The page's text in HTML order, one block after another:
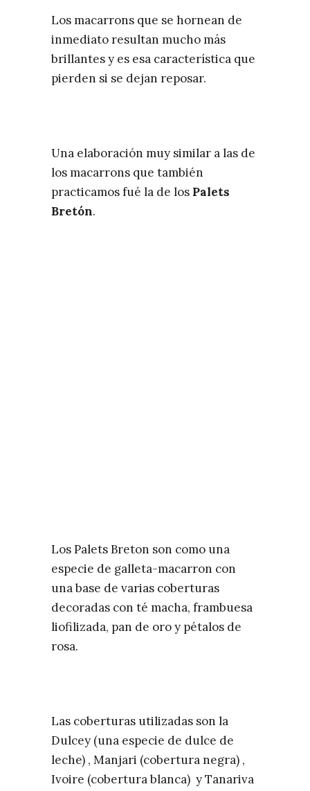
Los macarrons que se hornean de
inmediato resultan mucho más
brillantes y es esa característica que
pierden si se dejan reposar.
Una elaboración muy similar a las de
los macarrons que también
practicamos fué la de los Palets
Bretón.
Los Palets Breton son como una
especie de galleta-macarron con
una base de varias coberturas
decoradas con té macha, frambuesa
liofilizada, pan de oro y pétalos de
rosa.
Las coberturas utilizadas son la
Dulcey (una especie de dulce de
leche) , Manjari (cobertura negra) ,
Ivoire (cobertura blanca) y Tanariva